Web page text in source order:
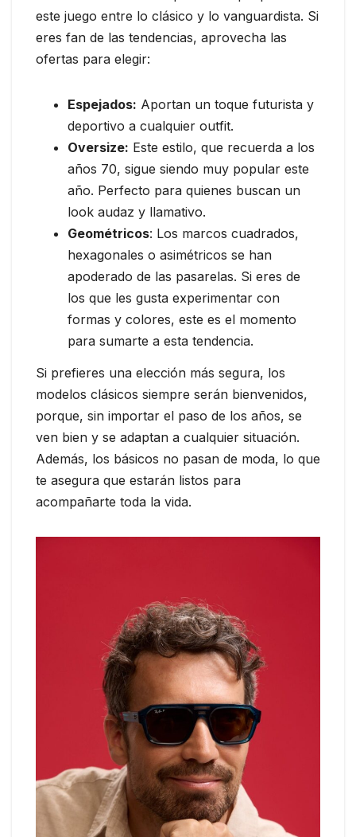
este juego entre lo clásico y lo vanguardista. Si
eres fan de las tendencias, aprovecha las
ofertas para elegir:
Espejados: Aportan un toque futurista y
deportivo a cualquier outfit.
Oversize: Este estilo, que recuerda a los
años 70, sigue siendo muy popular este
año. Perfecto para quienes buscan un
look audaz y llamativo.
Geométricos: Los marcos cuadrados,
hexagonales o asimétricos se han
apoderado de las pasarelas. Si eres de
los que les gusta experimentar con
formas y colores, este es el momento
para sumarte a esta tendencia.
Si prefieres una elección más segura, los
modelos clásicos siempre serán bienvenidos,
porque, sin importar el paso de los años, se
ven bien y se adaptan a cualquier situación.
Además, los básicos no pasan de moda, lo que
te asegura que estarán listos para
acompañarte toda la vida.